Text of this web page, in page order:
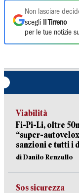
Non lasciare
scegli
Il Tirreno
per le tue notizie
Viabilità
Fi-Pi-Li, oltre
“super-
sanzioni e tutti i
di Danilo Renzullo
Sos sicurezza